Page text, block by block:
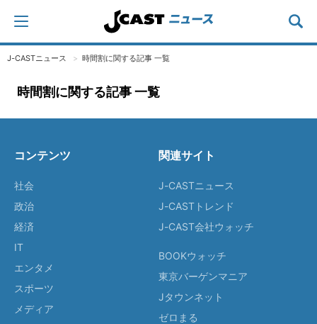
J-CASTニュース 時間割に関する記事 一覧
時間割に関する記事 一覧
コンテンツ
社会
政治
経済
IT
エンタメ
スポーツ
メディア
関連サイト
J-CASTニュース
J-CASTトレンド
J-CAST会社ウォッチ
BOOKウォッチ
東京バーゲンマニア
Jタウンネット
ゼロまる